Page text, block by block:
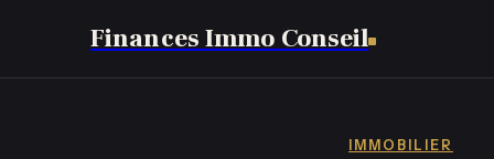
Finances Immo Conseil
IMMOBILIER